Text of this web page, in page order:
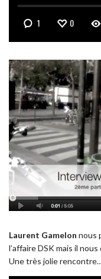
1 0
Laurent Gamelon nous
l’affaire DSK mais il
Une très jolie